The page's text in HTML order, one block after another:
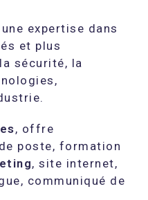
expertise dans
et plus
sécurité, la
, offre
poste, formation
, site internet,
communiqué de